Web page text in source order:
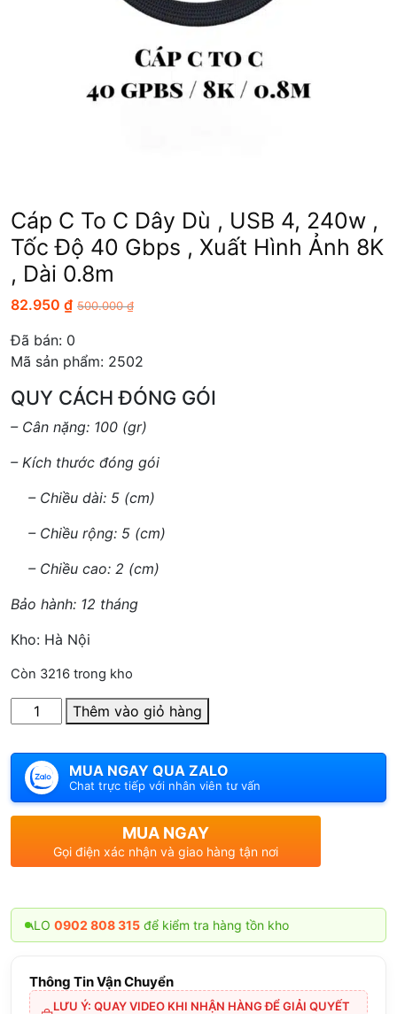
Cáp C To C Dây Dù , USB 4, 240w ,
Tốc Độ 40 Gbps , Xuất Hình Ảnh 8K
, Dài 0.8m
82.950 ₫ 500.000₫
Đã bán: 0
Mã sản phẩm: 2502
QUY CÁCH ĐÓNG GÓI
– Cân nặng: 100 (gr)
– Kích thước đóng gói
– Chiều dài: 5 (cm)
– Chiều rộng: 5 (cm)
– Chiều cao: 2 (cm)
Bảo hành: 12 tháng
Kho: Hà Nội
Còn 3216 trong kho
lượng
Thêm vào giỏ hàng
MUA NGAY QUA ZALO
Chat trực tiếp với nhân viên tư vấn
MUA NGAY
Gọi điện xác nhận và giao hàng tận nơi
0902 808 315để kiểm tra hàng tồn kho
Thông Tin Vận Chuyển
LƯU Ý: QUAY VIDEO KHI NHẬN HÀNG ĐỂ GIẢI QUYẾT